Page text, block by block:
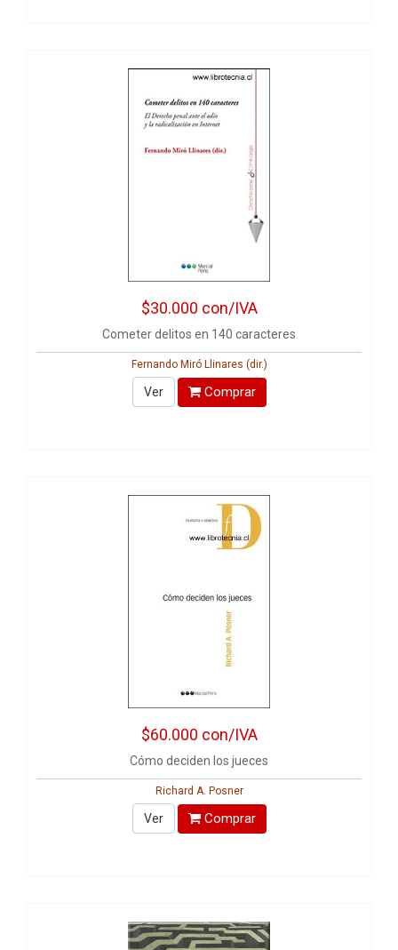
$30.000 con/IVA
Cometer delitos en 140 caracteres
Fernando Miró Llinares (dir.)
Ver Comprar
$60.000 con/IVA
Cómo deciden los jueces
Richard A. Posner
Ver Comprar